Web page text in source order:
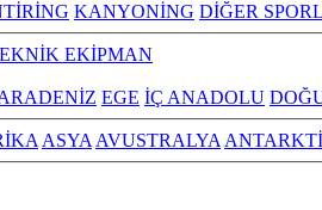
KANYONİNG DİĞER
EKİPMAN
EGE İÇ ANADOLU
ASYA AVUSTRALYA